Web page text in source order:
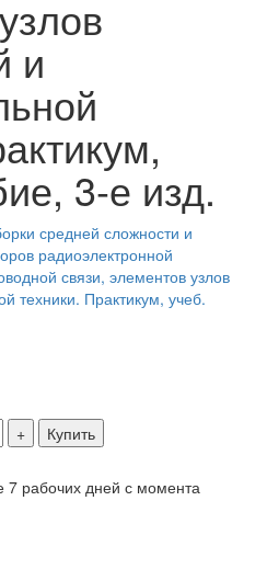
и
3-е изд.
Купить
7 рабочих дней с момента